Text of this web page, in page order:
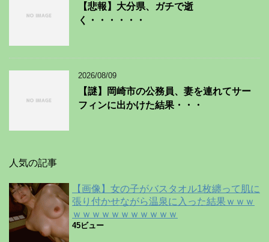
【悲報】大分県、ガチで逝
く・・・・・・
2026/08/09
【謎】岡崎市の公務員、妻を連れてサー
フィンに出かけた結果・・・
人気の記事
【画像】女の子がバスタオル1枚纏って肌に
張り付かせながら温泉に入った結果ｗｗｗ
ｗｗｗｗｗｗｗｗｗｗｗ
45ビュー